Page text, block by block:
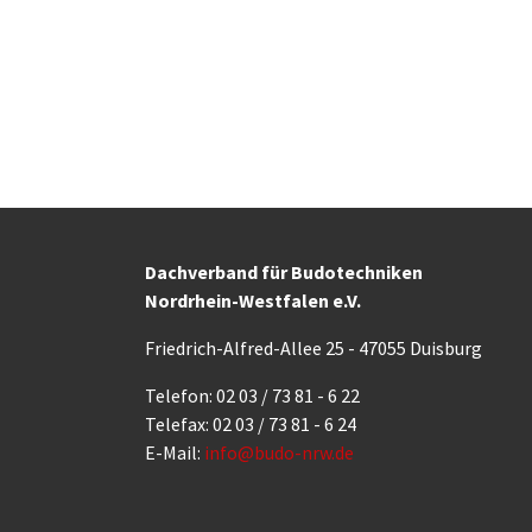
Dachverband für Budotechniken
Nordrhein-Westfalen e.V.
Friedrich-Alfred-Allee 25 - 47055 Duisburg
Telefon: 02 03 / 73 81 - 6 22
Telefax: 02 03 / 73 81 - 6 24
E-Mail: info@budo-nrw.de